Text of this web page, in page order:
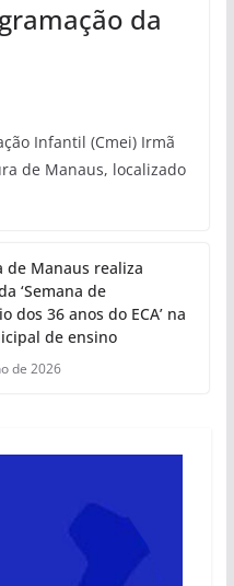
da
Infantil (Cmei) Irmã
de Manaus, localizado
de Manaus realiza
‘Semana de
dos 36 anos do ECA’ na
de ensino
de 2026